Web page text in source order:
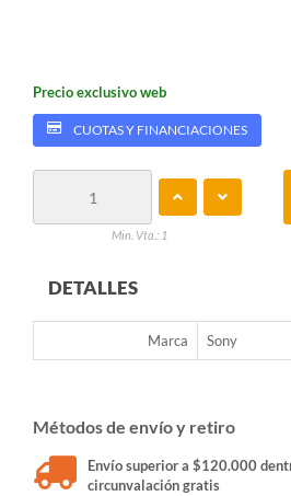
Precio exclusivo web
CUOTAS Y FINANCIACIONES
Min. Vta.: 1
DETALLES
Marca Sony
Métodos de envío y retiro
Envío superior a $120.000
circunvalación gratis